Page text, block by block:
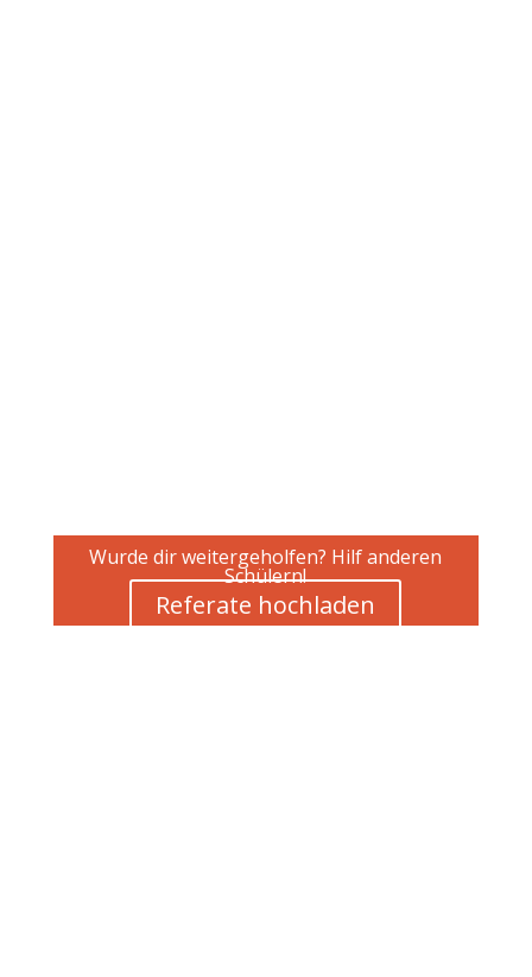
Wurde dir weitergeholfen? Hilf anderen
Schülern!
Referate hochladen